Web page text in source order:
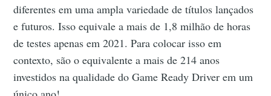
diferentes em uma ampla variedade de títulos lançados
e futuros. Isso equivale a mais de 1,8 milhão de horas
de testes apenas em 2021. Para colocar isso em
contexto, são o equivalente a mais de 214 anos
investidos na qualidade do Game Ready Driver em um